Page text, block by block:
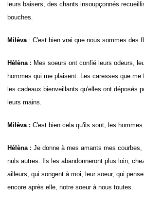
leurs baisers, des chants insoupçonnés
bouches.
Milèva : C'est bien vrai que nous sommes des
Hélèna : Mes soeurs ont confié leurs odeurs,
hommes qui me plaisent. Les caresses que
les cadeaux bienveillants qu'elles ont déposés
leurs mains.
Milèva : C'est bien cela qu'ils sont, les
Hélèna : Je donne à mes amants mes
nuls autres. Ils les abandonneront plus loin,
ailleurs, qui songent à moi, leur soeur, qui
encore après elle, notre soeur à nous toutes.